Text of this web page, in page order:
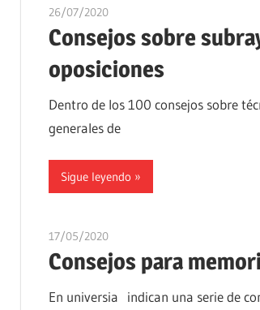
26/07/2020oposicionesyempleo
Consejos sobre
oposiciones
Dentro de los 100 consejos sobre
generales de
Sigue leyendo
17/05/2020oposicionesyempleo
Consejos para
En universia indican una serie de